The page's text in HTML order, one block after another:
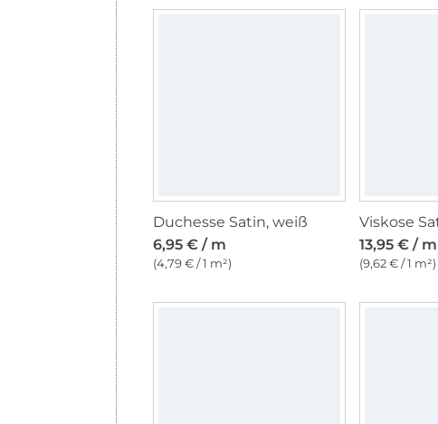
Duchesse Satin, weiß
6,95 € / m
(4,79 € / 1 m²)
13,95 € / m
(9,62 € / 1 m²)